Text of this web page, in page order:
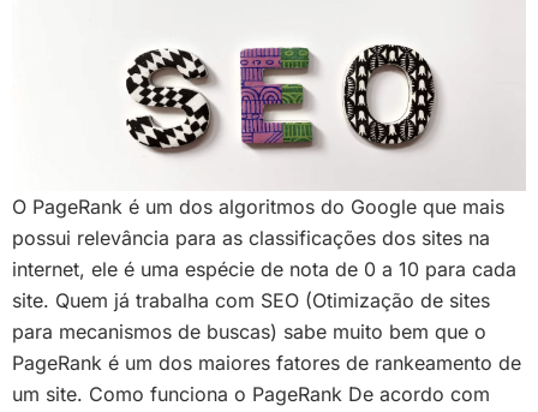
O PageRank é um dos algoritmos do Google que mais
possui relevância para as classificações dos sites na
internet, ele é uma espécie de nota de 0 a 10 para cada
site. Quem já trabalha com SEO (Otimização de sites
para mecanismos de buscas) sabe muito bem que o
PageRank é um dos maiores fatores de rankeamento de
um site. Como funciona o PageRank De acordo com